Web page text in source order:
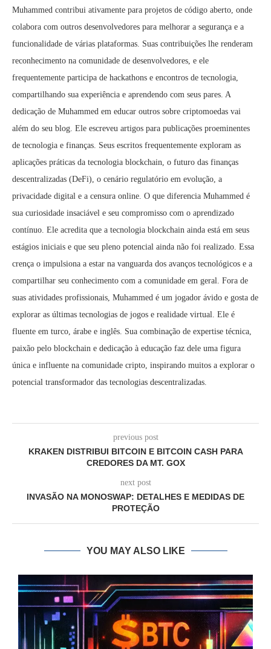
Muhammed contribui ativamente para projetos de código aberto, onde
colabora com outros desenvolvedores para melhorar a segurança e a
funcionalidade de várias plataformas. Suas contribuições lhe renderam
reconhecimento na comunidade de desenvolvedores, e ele
frequentemente participa de hackathons e encontros de tecnologia,
compartilhando sua experiência e aprendendo com seus pares. A
dedicação de Muhammed em educar outros sobre criptomoedas vai
além do seu blog. Ele escreveu artigos para publicações proeminentes
de tecnologia e finanças. Seus escritos frequentemente exploram as
aplicações práticas da tecnologia blockchain, o futuro das finanças
descentralizadas (DeFi), o cenário regulatório em evolução, a
privacidade digital e a censura online. O que diferencia Muhammed é
sua curiosidade insaciável e seu compromisso com o aprendizado
contínuo. Ele acredita que a tecnologia blockchain ainda está em seus
estágios iniciais e que seu pleno potencial ainda não foi realizado. Essa
crença o impulsiona a estar na vanguarda dos avanços tecnológicos e a
compartilhar seu conhecimento com a comunidade em geral. Fora de
suas atividades profissionais, Muhammed é um jogador ávido e gosta de
explorar as últimas tecnologias de jogos e realidade virtual. Ele é
fluente em turco, árabe e inglês. Sua combinação de expertise técnica,
paixão pelo blockchain e dedicação à educação faz dele uma figura
única e influente na comunidade cripto, inspirando muitos a explorar o
potencial transformador das tecnologias descentralizadas.
previous post
KRAKEN DISTRIBUI BITCOIN E BITCOIN CASH PARA
CREDORES DA MT. GOX
next post
INVASÃO NA MONOSWAP: DETALHES E MEDIDAS DE
PROTEÇÃO
YOU MAY ALSO LIKE